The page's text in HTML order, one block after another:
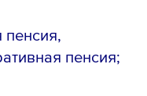
пенсия;